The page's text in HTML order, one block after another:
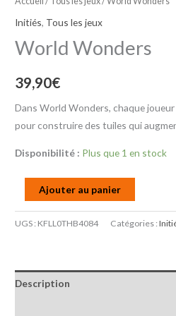
Initiés, Tous les jeux
World Wonders
39,90€
Dans World Wonders, chaque
pour construire des tuiles qui
Disponibilité : Plus que 1 en stock
Ajouter au panier
UGS : KFLL0THB4084 Catégories :
Description